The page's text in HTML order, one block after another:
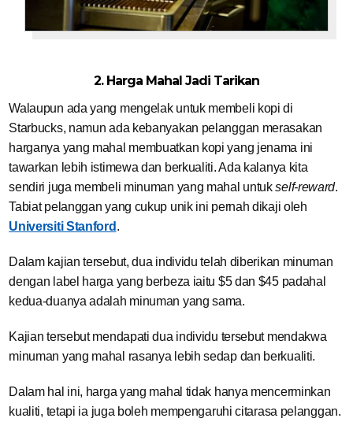
2. Harga Mahal Jadi Tarikan
Walaupun ada yang mengelak untuk membeli kopi di
Starbucks, namun ada kebanyakan pelanggan merasakan
harganya yang mahal membuatkan kopi yang jenama ini
tawarkan lebih istimewa dan berkualiti. Ada kalanya kita
sendiri juga membeli minuman yang mahal untukself-reward.
Tabiat pelanggan yang cukup unik ini pernah dikaji oleh
Universiti Stanford .
Dalam kajian tersebut, dua individu telah diberikan minuman
dengan label harga yang berbeza iaitu $5 dan $45 padahal
kedua-duanya adalah minuman yang sama.
Kajian tersebut mendapati dua individu tersebut mendakwa
minuman yang mahal rasanya lebih sedap dan berkualiti.
Dalam hal ini, harga yang mahal tidak hanya mencerminkan
kualiti, tetapi ia juga boleh mempengaruhi citarasa pelanggan.